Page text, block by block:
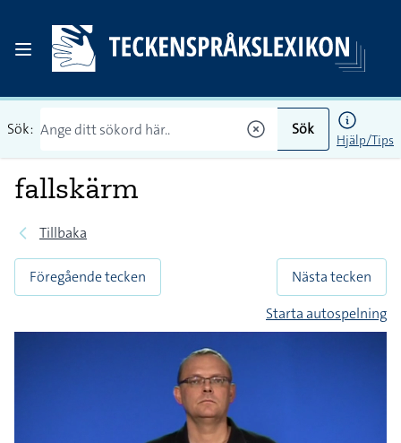
Sök: Sök
Hjälp/Tips
fallskärm
Tillbaka
Föregående tecken
Nästa tecken
Starta autospelning